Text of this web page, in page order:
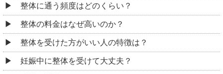
整体に通う頻度はどのくらい？
整体の料金はなぜ高いのか？
整体を受けた方がいい人の特徴は？
妊娠中に整体を受けて大丈夫？